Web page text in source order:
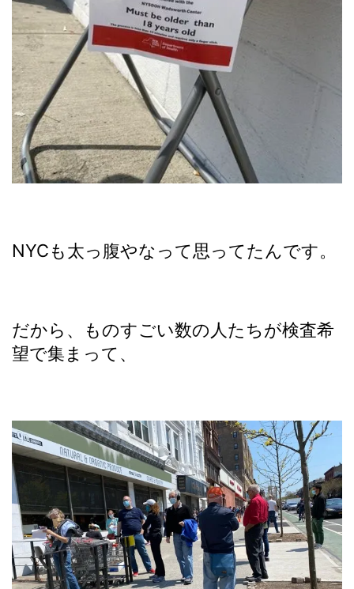
NYCも太っ腹やなって思ってたんです。
だから、ものすごい数の人たちが検査希
望で集まって、